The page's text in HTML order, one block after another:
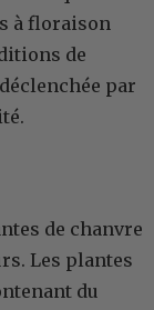
à floraison
de
par
de chanvre
Les plantes
du